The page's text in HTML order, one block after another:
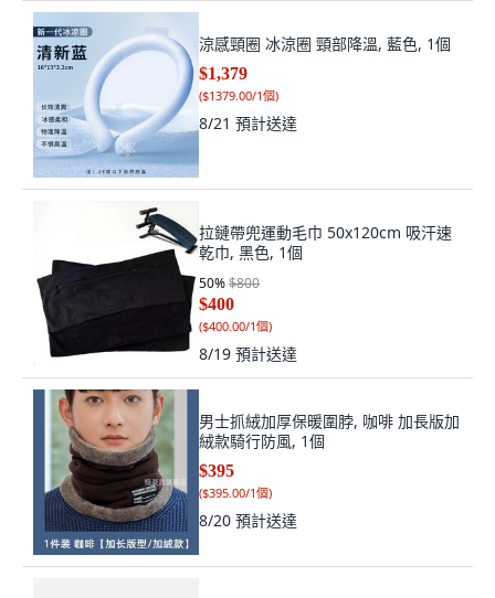
涼感頸圈 冰涼圈 頸部降溫, 藍色, 1個
$1,379
($1379.00/1個)
8/21 預計送達
拉鏈帶兜運動毛巾 50x120cm 吸汗速
乾巾, 黑色, 1個
50%$800
$400
($400.00/1個)
8/19 預計送達
男士抓絨加厚保暖圍脖, 咖啡 加長版加
絨款騎行防風, 1個
$395
($395.00/1個)
8/20 預計送達